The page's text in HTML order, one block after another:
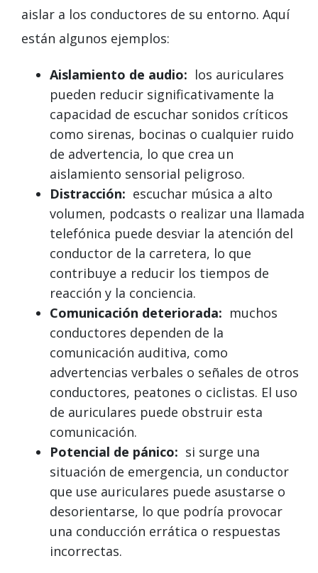
aislar a los conductores de su entorno. Aquí
están algunos ejemplos:
Aislamiento de audio: los auriculares
pueden reducir significativamente la
capacidad de escuchar sonidos críticos
como sirenas, bocinas o cualquier ruido
de advertencia, lo que crea un
aislamiento sensorial peligroso.
Distracción: escuchar música a alto
volumen, podcasts o realizar una llamada
telefónica puede desviar la atención del
conductor de la carretera, lo que
contribuye a reducir los tiempos de
reacción y la conciencia.
Comunicación deteriorada: muchos
conductores dependen de la
comunicación auditiva, como
advertencias verbales o señales de otros
conductores, peatones o ciclistas. El uso
de auriculares puede obstruir esta
comunicación.
Potencial de pánico: si surge una
situación de emergencia, un conductor
que use auriculares puede asustarse o
desorientarse, lo que podría provocar
una conducción errática o respuestas
incorrectas.